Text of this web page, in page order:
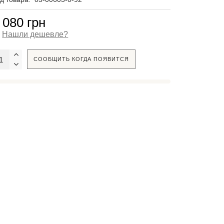
грн
Нашли дешевле?
СООБЩИТЬ КОГДА ПОЯВИТСЯ